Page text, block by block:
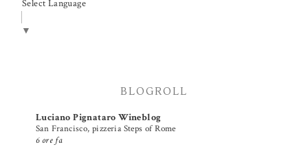
Select Language
▼
BLOGROLL
Luciano Pignataro Wineblog
San Francisco, pizzeria Steps of Rome
6 ore fa